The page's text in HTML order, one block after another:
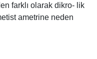
farklı olarak dikro- lik
ametrine neden